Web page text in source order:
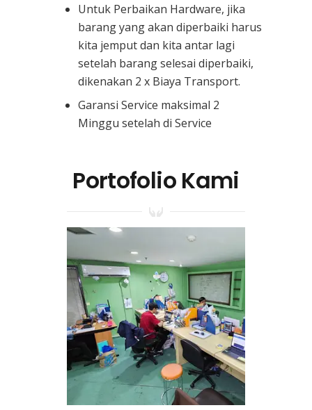
Untuk Perbaikan Hardware, jika
barang yang akan diperbaiki harus
kita jemput dan kita antar lagi
setelah barang selesai diperbaiki,
dikenakan 2 x Biaya Transport.
Garansi Service maksimal 2
Minggu setelah di Service
Portofolio Kami